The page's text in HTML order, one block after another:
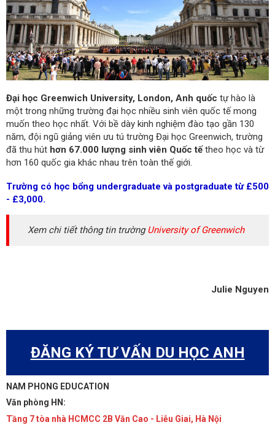
Đại học Greenwich University, London, Anh quốc tự hào là
một trong những trường đại học nhiều sinh viên quốc tế mong
muốn theo học nhất. Với bề dày kinh nghiệm đào tạo gần 130
năm, đội ngũ giảng viên ưu tú trường Đại học Greenwich, trường
đã thu hút hơn 67.000 lượng sinh viên Quốc tếtheo học và từ
hơn 160 quốc gia khác nhau trên toàn thế giới.
Trường có học bổng undergraduate và postgraduate từ £500
- £3,000.
Xem chi tiết thông tin trườngUniversity of Greenwich
Julie Nguyen
ĐĂNG KÝ TƯ VẤN DU HỌC ANH
NAM PHONG EDUCATION
Văn phòng HN:
Tầng 7 tòa nhà HCMCC 2B Văn Cao - Liễu Giai, Hà Nội